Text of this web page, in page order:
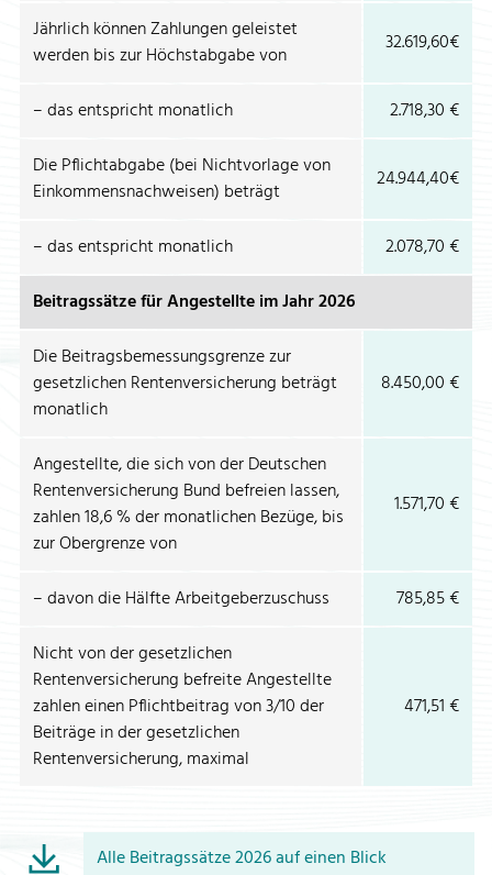
Jährlich können Zahlungen geleistet
werden bis zur Höchstabgabe von
32.619,60€
– das entspricht monatlich
2.718,30 €
Die Pflichtabgabe (bei Nichtvorlage von
Einkommensnachweisen) beträgt
24.944,40€
– das entspricht monatlich
2.078,70 €
Beitragssätze für Angestellte im Jahr 2026
Die Beitragsbemessungsgrenze zur
gesetzlichen Rentenversicherung beträgt
monatlich
8.450,00 €
Angestellte, die sich von der Deutschen
Rentenversicherung Bund befreien lassen,
zahlen 18,6 % der monatlichen Bezüge, bis
zur Obergrenze von
1.571,70 €
– davon die Hälfte Arbeitgeberzuschuss
785,85 €
Nicht von der gesetzlichen
Rentenversicherung befreite Angestellte
zahlen einen Pflichtbeitrag von 3/10 der
Beiträge in der gesetzlichen
Rentenversicherung, maximal
471,51 €
Alle Beitragssätze 2026 auf einen Blick